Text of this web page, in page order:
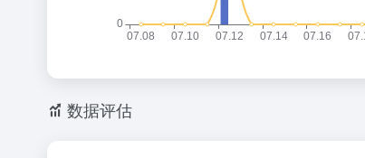
数据评估